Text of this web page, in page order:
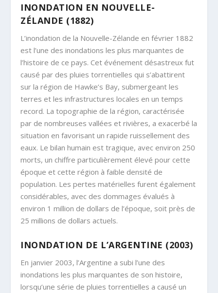
INONDATION EN NOUVELLE-
ZÉLANDE (1882)
L’inondation de la Nouvelle-Zélande en février 1882
est l’une des inondations les plus marquantes de
l’histoire de ce pays. Cet événement désastreux fut
causé par des pluies torrentielles qui s’abattirent
sur la région de Hawke’s Bay, submergeant les
terres et les infrastructures locales en un temps
record. La topographie de la région, caractérisée
par de nombreuses vallées et rivières, a exacerbé la
situation en favorisant un rapide ruissellement des
eaux. Le bilan humain est tragique, avec environ 250
morts, un chiffre particulièrement élevé pour cette
époque et cette région à faible densité de
population. Les pertes matérielles furent également
considérables, avec des dommages évalués à
environ 1 million de dollars de l’époque, soit près de
25 millions de dollars actuels.
INONDATION DE L’ARGENTINE (2003)
En janvier 2003, l’Argentine a subi l’une des
inondations les plus marquantes de son histoire,
lorsqu’une série de pluies torrentielles a causé un